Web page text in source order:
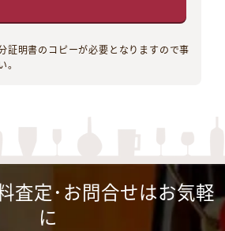
証明書のコピーが必要となりますので事
査定･お問合せはお気軽
に